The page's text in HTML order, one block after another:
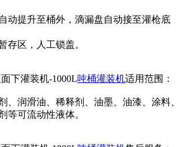
动提升至桶外，滴漏盘自动接至灌枪底
区，人工锁盖。
下灌装机-1000L吨桶灌装机适用范围：
、润滑油、稀释剂、油墨、油漆、涂料、
等可流动性液体。